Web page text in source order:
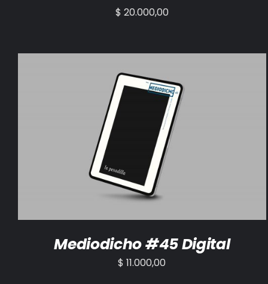
$ 20.000,00
AÑADIR AL CARRITO /
Mediodicho #45 Digital
$ 11.000,00